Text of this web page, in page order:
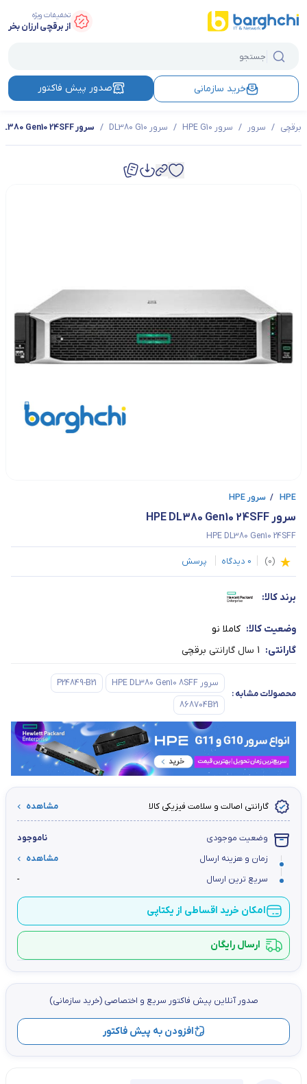
تخفیفات ویژه
از برقچی ارزان بخر
خرید سازمانی صدور پیش فاکتور
برقچی / سرور / سرور HPE G10 / سرور DL380 G10 / سرور HPE DL380 Gen10 24SFF
HPE
/ سرور HPE
سرور HPE DL380 Gen10 24SFF
HPE DL380 Gen10 24SFF
(
0
)
0 دیدگاه پرسش
برند کالا:
وضعیت کالا: کاملا نو
گارانتی: 1 سال گارانتی برقچی
محصولات مشابه:
سرور HPE DL380 Gen10 8SFF
P24849-B21
868704B21
گارانتی اصالت و سلامت فیزیکی کالا مشاهده
وضعیت موجودی
ناموجود
زمان و هزینه ارسال
مشاهده
سریع ترین ارسال
-
امکان خرید اقساطی از یکتاپی
ارسال رایگان
صدور آنلاین پيش فاكتور سریع و اختصاصي (خرید سازمانی)
افزودن به پیش فاکتور